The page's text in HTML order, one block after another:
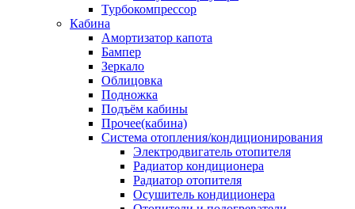
Турбокомпрессор
Кабина
Амортизатор капота
Бампер
Зеркало
Облицовка
Подножка
Подъём кабины
Прочее(кабина)
Система отопления/кондиционирования
Электродвигатель отопителя
Радиатор кондиционера
Радиатор отопителя
Осушитель кондиционера